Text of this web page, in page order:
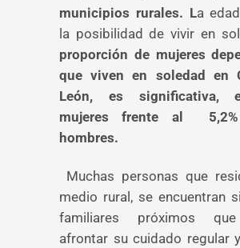
municipios rurales. La
la posibilidad de vivir en
proporción de mujeres
que viven en soledad en
León, es significativa,
mujeres frente al
hombres.
Muchas personas que
medio rural, se encuentran
familiares próximos
afrontar su cuidado regular